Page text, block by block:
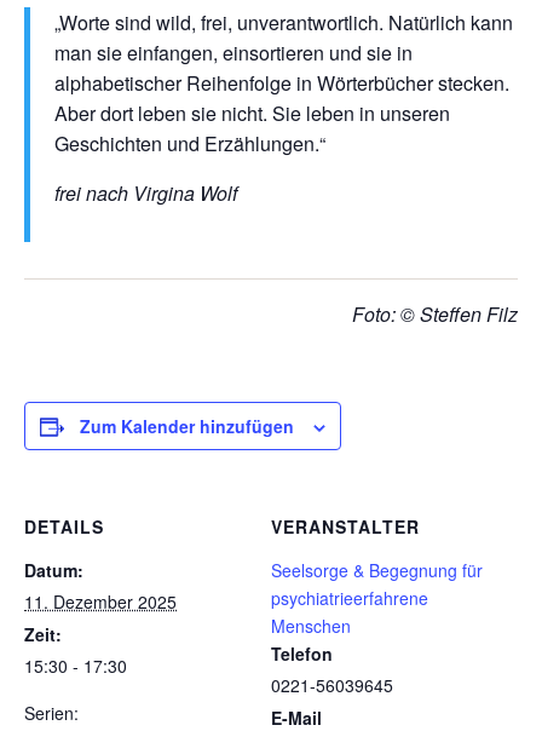
„Worte sind wild, frei, unverantwortlich. Natürlich kann
man sie einfangen, einsortieren und sie in
alphabetischer Reihenfolge in Wörterbücher stecken.
Aber dort leben sie nicht. Sie leben in unseren
Geschichten und Erzählungen.“
frei nach Virgina Wolf
Foto: © Steffen Filz
Zum Kalender hinzufügen
DETAILS
Datum:
11. Dezember 2025
Zeit:
15:30 - 17:30
Serien:
VERANSTALTER
Seelsorge & Begegnung für
psychiatrieerfahrene
Menschen
Telefon
0221-56039645
E-Mail